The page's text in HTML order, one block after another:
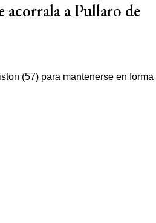
a Pullaro de